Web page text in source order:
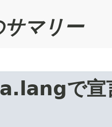
マリー
で宣